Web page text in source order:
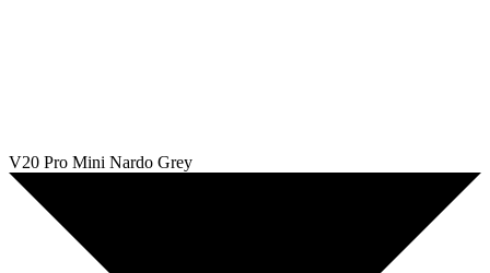
V20 Pro Mini Nardo Grey